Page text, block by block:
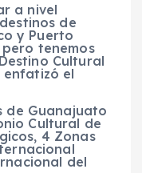
a nivel
de
y Puerto
tenemos
Cultural
enfatizó el
de Guanajuato
Cultural de
4 Zonas
del